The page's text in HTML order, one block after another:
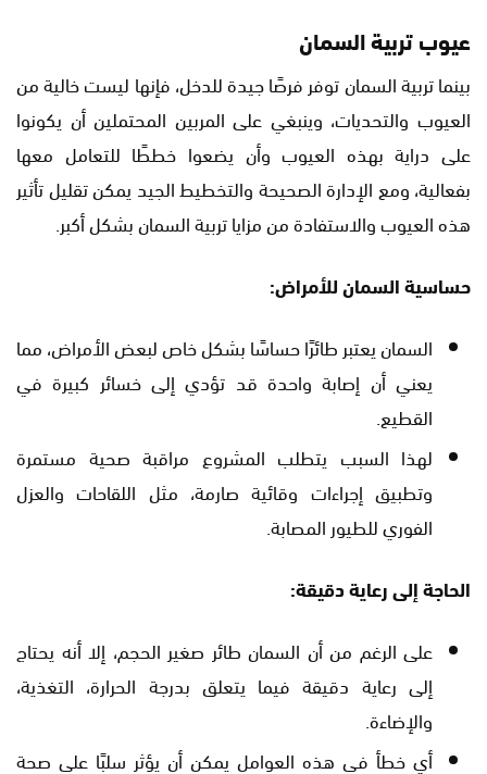
عيوب تربية السمان
بينما تربية السمان توفر فرصًا جيدة للدخل، فإنها ليست خالية من
العيوب والتحديات، وينبغي على المربين المحتملين أن يكونوا
على دراية بهذه العيوب وأن يضعوا خططًا للتعامل معها
بفعالية، ومع الإدارة الصحيحة والتخطيط الجيد يمكن تقليل تأثير
هذه العيوب والاستفادة من مزايا تربية السمان بشكل أكبر.
حساسية السمان للأمراض:
السمان يعتبر طائرًا حساسًا بشكل خاص لبعض الأمراض، مما
يعني أن إصابة واحدة قد تؤدي إلى خسائر كبيرة في
القطيع.
لهذا السبب يتطلب المشروع مراقبة صحية مستمرة
وتطبيق إجراءات وقائية صارمة، مثل اللقاحات والعزل
الفوري للطيور المصابة.
الحاجة إلى رعاية دقيقة:
على الرغم من أن السمان طائر صغير الحجم، إلا أنه يحتاج
إلى رعاية دقيقة فيما يتعلق بدرجة الحرارة، التغذية،
والإضاءة.
أي خطأ في هذه العوامل يمكن أن يؤثر سلبًا على صحة